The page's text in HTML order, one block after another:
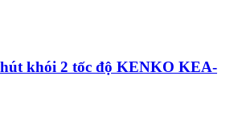
khói 2 tốc độ KENKO KEA-